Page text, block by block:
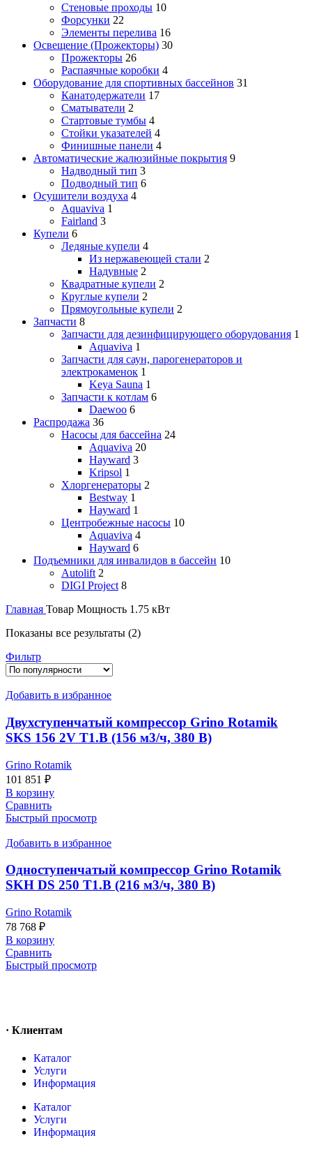
Стеновые проходы 10
Форсунки 22
Элементы перелива 16
Освещение (Прожекторы) 30
Прожекторы 26
Распаячные коробки 4
Оборудование для спортивных бассейнов 31
Канатодержатели 17
Сматыватели 2
Стартовые тумбы 4
Стойки указателей 4
Финишные панели 4
Автоматические жалюзийные покрытия 9
Надводный тип 3
Подводный тип 6
Осушители воздуха 4
Aquaviva 1
Fairland 3
Купели 6
Ледяные купели 4
Из нержавеющей стали 2
Надувные 2
Квадратные купели 2
Круглые купели 2
Прямоугольные купели 2
Запчасти 8
Запчасти для дезинфицирующего оборудования 1
Aquaviva 1
Запчасти для саун, парогенераторов и
электрокаменок 1
Keya Sauna 1
Запчасти к котлам 6
Daewoo 6
Распродажа 36
Насосы для бассейна 24
Aquaviva 20
Hayward 3
Kripsol 1
Хлоргенераторы 2
Bestway 1
Hayward 1
Центробежные насосы 10
Aquaviva 4
Hayward 6
Подъемники для инвалидов в бассейн 10
Autolift 2
DIGI Project 8
Главная Товар Мощность 1.75 кВт
Показаны все результаты (2)
Фильтр
Добавить в избранное
Двухступенчатый компрессор Grino Rotamik
SKS 156 2V T1.В (156 м3/ч, 380 В)
Grino Rotamik
101 851 ₽
В корзину
Сравнить
Быстрый просмотр
Добавить в избранное
Одноступенчатый компрессор Grino Rotamik
SKH DS 250 Т1.В (216 м3/ч, 380 В)
Grino Rotamik
78 768 ₽
В корзину
Сравнить
Быстрый просмотр
· Клиентам
Каталог
Услуги
Информация
Каталог
Услуги
Информация